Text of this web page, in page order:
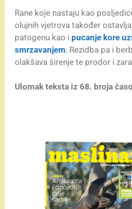
Rane koje nastaju kao
olujnih vjetrova također
patogenu kao i pucanje kore
smrzavanjem. Rezidba pa i
olakšava širenje te prodor i
Ulomak teksta iz 68. broja